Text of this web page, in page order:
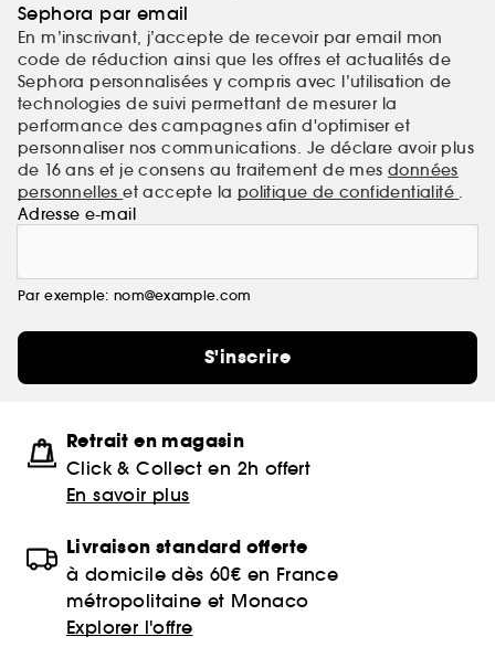
Sephora par email
En m’inscrivant, j’accepte de recevoir par email mon
code de réduction ainsi que les offres et actualités de
Sephora personnalisées y compris avec l’utilisation de
technologies de suivi permettant de mesurer la
performance des campagnes afin d'optimiser et
personnaliser nos communications. Je déclare avoir plus
de 16 ans et je consens au traitement de mes données
personnelleset accepte la politique de confidentialité .
Adresse e-mail
Par exemple: nom@example.com
S'inscrire
Retrait en magasin
Click & Collect en 2h offert
En savoir plus
Livraison standard offerte
à domicile dès 60€ en France
métropolitaine et Monaco
Explorer l'offre